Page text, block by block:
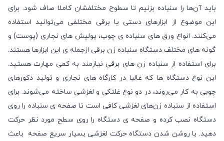
باید آن‌ها را سنباده بزنیم تا سطوح مختلفشان کاملا صاف شود. برای
این موضوع از ابزارهای دستی یا برقی مختلفی می‌توانید استفاده
می‌کنند. انواع ورق‌ های سنباده‌ ی چوب، پولیش‌ های نجاری (پوست) و
گونه‌ ‎های مختلف دستگاه سنباده‌ زن برقی ازجمله‌ ی این ابزارها هستند.
برای استفاده از سنباده‌ زن‌ های برقی نیازمند به کمی مهارت هستید.
این نوع دستگاه‌ ها که غالبا در کارگاه‌ های نجاری و تولید دکورهای
چوبی به کار می‌روند، در دو نوع غلتکی و لغزشی ساخته می‌شوند. برای
استفاده از سنباده‌ زن‌های لغزشی کافی است تا صفحه‌ ی سنباده را روی
دستگاه نصب‌ کرده و صفحه‌ ی دستگاه را روی سطح مورد نظر حرکت
دهید. با روشن شدن دستگاه حرکت لغزشی بسیار سریع صفحه باعث